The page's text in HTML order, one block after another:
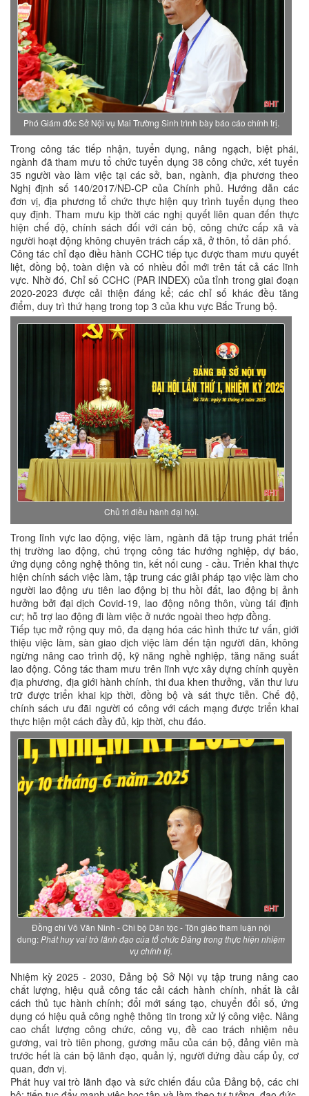
Phó Giám đốc Sở Nội vụ Mai Trường Sinh trình bày báo cáo chính trị.
Trong công tác tiếp nhận, tuyển dụng, nâng ngạch, biệt phái,
ngành đã tham mưu tổ chức tuyển dụng 38 công chức, xét tuyển
35 người vào làm việc tại các sở, ban, ngành, địa phương theo
Nghị định số 140/2017/NĐ-CP của Chính phủ. Hướng dẫn các
đơn vị, địa phương tổ chức thực hiện quy trình tuyển dụng theo
quy định. Tham mưu kịp thời các nghị quyết liên quan đến thực
hiện chế độ, chính sách đối với cán bộ, công chức cấp xã và
người hoạt động không chuyên trách cấp xã, ở thôn, tổ dân phố.
Công tác chỉ đạo điều hành CCHC tiếp tục được tham mưu quyết
liệt, đồng bộ, toàn diện và có nhiều đổi mới trên tất cả các lĩnh
vực. Nhờ đó, Chỉ số CCHC (PAR INDEX) của tỉnh trong giai đoạn
2020-2023 được cải thiện đáng kể; các chỉ số khác đều tăng
điểm, duy trì thứ hạng trong top 3 của khu vực Bắc Trung bộ.
Chủ trì điều hành đại hội.
Trong lĩnh vực lao động, việc làm, ngành đã tập trung phát triển
thị trường lao động, chú trọng công tác hướng nghiệp, dự báo,
ứng dụng công nghệ thông tin, kết nối cung - cầu. Triển khai thực
hiện chính sách việc làm, tập trung các giải pháp tạo việc làm cho
người lao động ưu tiên lao động bị thu hồi đất, lao động bị ảnh
hưởng bởi đại dịch Covid-19, lao động nông thôn, vùng tái định
cư; hỗ trợ lao động đi làm việc ở nước ngoài theo hợp đồng.
Tiếp tục mở rộng quy mô, đa dạng hóa các hình thức tư vấn, giới
thiệu việc làm, sàn giao dịch việc làm đến tận người dân, không
ngừng nâng cao trình độ, kỹ năng nghề nghiệp, tăng năng suất
lao động. Công tác tham mưu trên lĩnh vực xây dựng chính quyền
địa phương, địa giới hành chính, thi đua khen thưởng, văn thư lưu
trữ được triển khai kịp thời, đồng bộ và sát thực tiễn. Chế độ,
chính sách ưu đãi người có công với cách mạng được triển khai
thực hiện một cách đầy đủ, kịp thời, chu đáo.
Đồng chí Võ Văn Ninh - Chi bộ Dân tộc - Tôn giáo tham luận nội
dung:Phát huy vai trò lãnh đạo của tổ chức Đảng trong thực hiện nhiệm
vụ chính trị.
Nhiệm kỳ 2025 - 2030, Đảng bộ Sở Nội vụ tập trung nâng cao
chất lượng, hiệu quả công tác cải cách hành chính, nhất là cải
cách thủ tục hành chính; đổi mới sáng tạo, chuyển đổi số, ứng
dụng có hiệu quả công nghệ thông tin trong xử lý công việc. Nâng
cao chất lượng công chức, công vụ, đề cao trách nhiệm nêu
gương, vai trò tiên phong, gương mẫu của cán bộ, đảng viên mà
trước hết là cán bộ lãnh đạo, quản lý, người đứng đầu cấp ủy, cơ
quan, đơn vị.
Phát huy vai trò lãnh đạo và sức chiến đấu của Đảng bộ, các chi